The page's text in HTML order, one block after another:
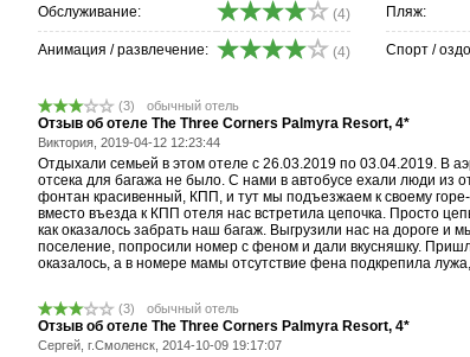
Обслуживание: (4) Пляж:
Анимация / развлечение: (4) Спорт /
(3) обычный отель
Отзыв об отеле The Three Corners Palmyra Resort, 4*
Виктория, 2019-04-12 12:23:44
Отдыхали семьей в этом отеле с 26.03.2019 по 03.04.2019. В
отсека для багажа не было. С нами в автобусе ехали люди из
фонтан красивенный, КПП, и тут мы подъезжаем к своему
вместо въезда к КПП отеля нас встретила цепочка. Просто
как оказалось забрать наш багаж. Выгрузили нас на дороге и
поселение, попросили номер с феном и дали вкусняшку.
оказалось, а в номере мамы отсутствие фена подкрепила
(3) обычный отель
Отзыв об отеле The Three Corners Palmyra Resort, 4*
Сергей, г.Смоленск, 2014-10-09 19:17:07